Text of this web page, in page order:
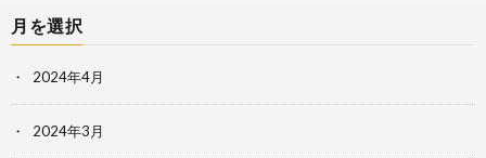
月を選択
2024年4月
2024年3月